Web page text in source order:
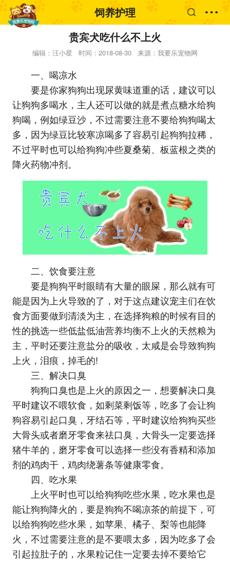
饲养护理
贵宾犬吃什么不上火
编辑：汪小星 时间：2018-08-30 来源：我要乐宠物网
一、喝凉水
要是你家狗狗出现尿黄味道重的话，建议可以
让狗狗多喝水，主人还可以做的就是煮点糖水给狗
狗喝，例如绿豆沙，不过需要注意不要给狗狗喝太
多，因为绿豆比较寒凉喝多了容易引起狗狗拉稀，
不过平时也可以给狗狗冲些夏桑菊、板蓝根之类的
降火药物冲剂。
二、饮食要注意
要是狗狗平时眼睛有大量的眼屎，那么就有可
能是因为上火导致的了，对于这点建议宠主们在饮
食方面要做到清淡为主，在选择狗粮的时候有目的
性的挑选一些低盐低油营养均衡不上火的天然粮为
主，平时还要注意盐分的吸收，太咸是会导致狗狗
上火，泪痕，掉毛的!
三、解决口臭
狗狗口臭也是上火的原因之一，想要解决口臭
平时建议不喂软食，如剩菜剩饭等，吃多了会让狗
狗容易引起口臭，牙结石等，平时建议给狗狗买些
大骨头或者磨牙零食来祛口臭，大骨头一定要选择
猪牛羊的，磨牙零食可以选择一些没有香精和添加
剂的鸡肉干，鸡肉绕薯条等健康零食。
四、吃水果
上火平时也可以给狗狗吃些水果，吃水果也是
能让狗狗降火的，要是狗狗不喝凉茶的前提下，可
以给狗狗吃些水果，如苹果、橘子、梨等也能降
火，不过需要注意的是不要喂太多，因为吃多了会
引起拉肚子的，水果粒记住一定要去掉不要给它